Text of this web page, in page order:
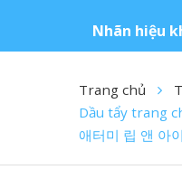
Nhãn hiệu
Trang chủ
Dầu tẩy trang
애터미 립 앤 아